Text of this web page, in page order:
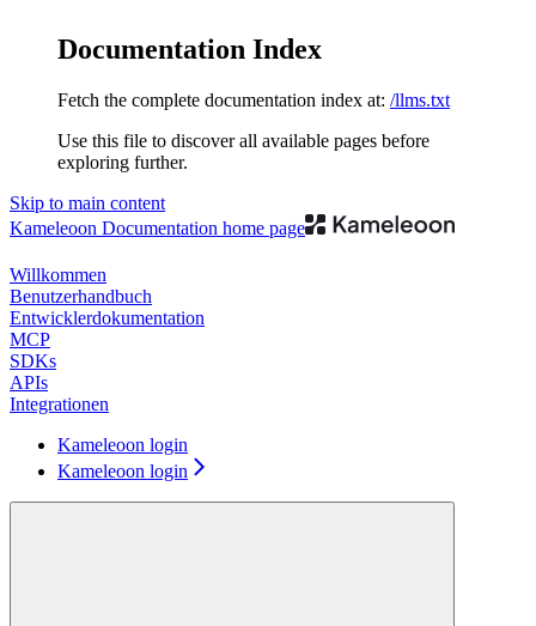
Documentation Index
Fetch the complete documentation index at: /llms.txt
Use this file to discover all available pages before
exploring further.
Skip to main content
Kameleoon Documentation home page
Willkommen
Benutzerhandbuch
Entwicklerdokumentation
MCP
SDKs
APIs
Integrationen
Kameleoon login
Kameleoon login